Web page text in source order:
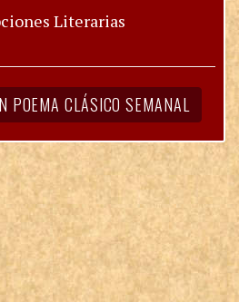
Literarias
POEMA CLÁSICO SEMANAL